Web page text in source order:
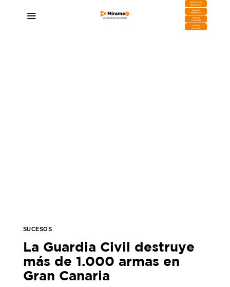
DESCARGA
MIRAPLAY
Buzón de
Sugerencias
Contratar
Publicidad
Contacto
Comercial
SUCESOS
La Guardia Civil destruye
más de 1.000 armas en
Gran Canaria